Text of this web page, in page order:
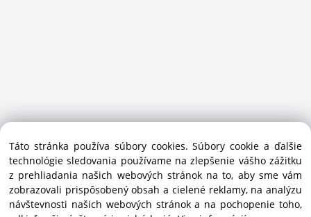
bežecké lyžovanie.
Ako prémiový partner Salomon pomáhame športovcom
vybrať správnu výbavu do mesta i hôr.
Copyright © 2019 - 2025 Sansport / info@sansport.sk / All
Táto stránka používa súbory cookies. Súbory cookie a ďalšie
technológie sledovania používame na zlepšenie vášho zážitku
z prehliadania našich webových stránok na to, aby sme vám
zobrazovali prispôsobený obsah a cielené reklamy, na analýzu
návštevnosti našich webových stránok a na pochopenie toho,